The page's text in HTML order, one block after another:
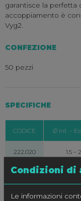
Condizioni di
Le informazioni
garantisce la perfetta
accoppiamento è
Vyg2.
CONFEZIONE
50 pezzi
SPECIFICHE
CODICE Ø Int. –
222.020 1.5 –
222.050 1.5 –
222.100 1.5 –